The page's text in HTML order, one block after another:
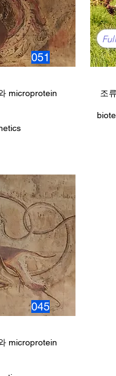
051
microprotein
045
microprotein
조